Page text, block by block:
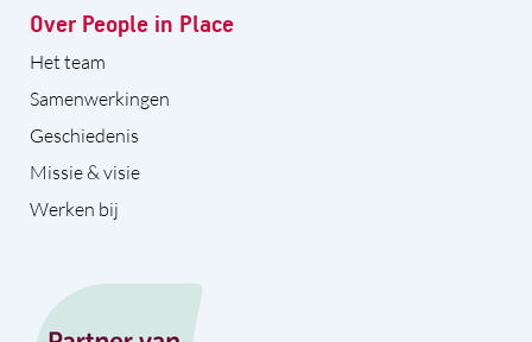
Over People in Place
Het team
Samenwerkingen
Geschiedenis
Missie & visie
Werken bij